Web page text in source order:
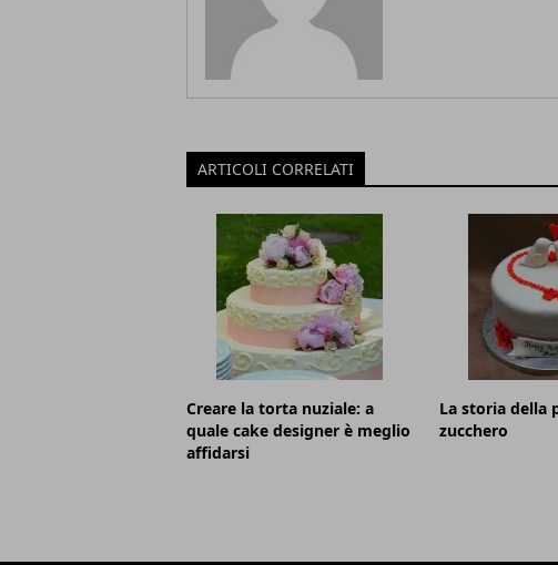
ARTICOLI CORRELATI
Creare la torta nuziale: a
quale cake designer è meglio
affidarsi
La storia della
zucchero